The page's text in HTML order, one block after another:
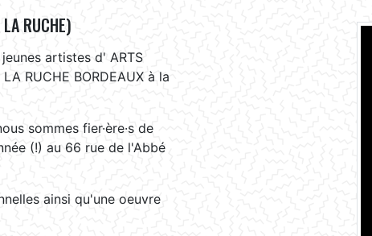
RUCHE)
artistes d' ARTS
RUCHE BORDEAUX à la
sommes fier·ère·s de
(!) au 66 rue de l'Abbé
ainsi qu'une oeuvre